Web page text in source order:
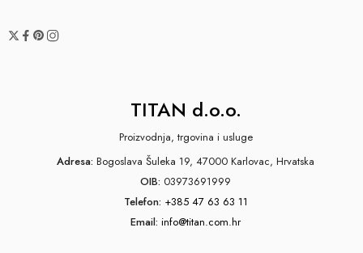
TITAN d.o.o.
Proizvodnja, trgovina i usluge
Adresa: Bogoslava Šuleka 19, 47000 Karlovac, Hrvatska
OIB: 03973691999
Telefon: +385 47 63 63 11
Email: info@titan.com.hr